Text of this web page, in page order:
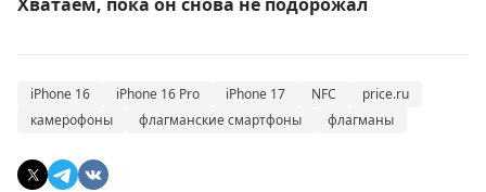
iPhone 16 iPhone 16 Pro iPhone 17 NFC
price.ru
камерофоны
флагманские смартфоны флагманы